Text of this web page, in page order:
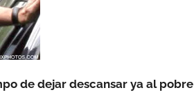
de dejar descansar ya al pobre